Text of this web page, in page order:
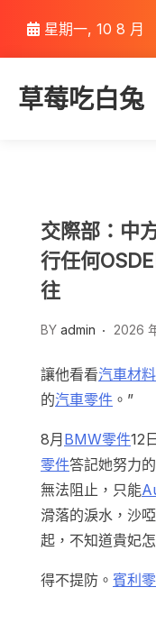
content
星期一, 10 8 月
草莓吃白兔
交際部：中
行任何
往
BY admin 2026
讓他看看汽車材料
的汽車零件 。”
8月 BMW零件12
零件答記她努力
無法阻止，只能
滑落的淚水，沙啞
起，不知道貴妃
得不提防。 賓利